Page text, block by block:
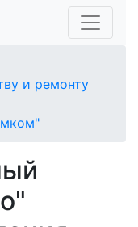
и ремонту